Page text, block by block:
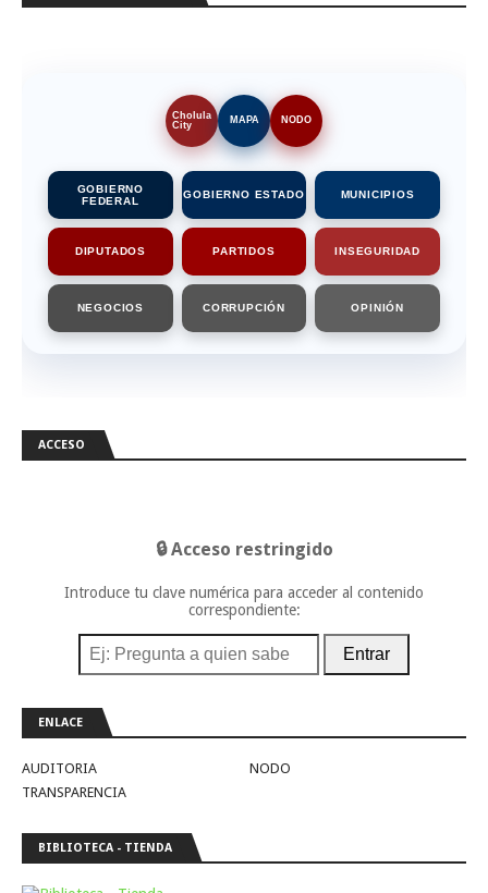
Cholula
City
MAPA NODO
GOBIERNO
FEDERAL
GOBIERNO ESTADO MUNICIPIOS
DIPUTADOS PARTIDOS INSEGURIDAD
NEGOCIOS CORRUPCIÓN OPINIÓN
ACCESO
🔒 Acceso restringido
Introduce tu clave numérica para acceder al contenido
correspondiente:
Entrar
ENLACE
AUDITORIA
NODO
TRANSPARENCIA
BIBLIOTECA - TIENDA